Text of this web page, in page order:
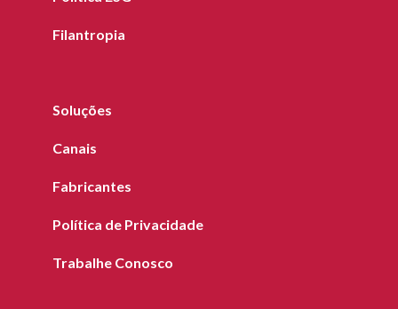
Filantropia
Soluções
Canais
Fabricantes
Política de Privacidade
Trabalhe Conosco